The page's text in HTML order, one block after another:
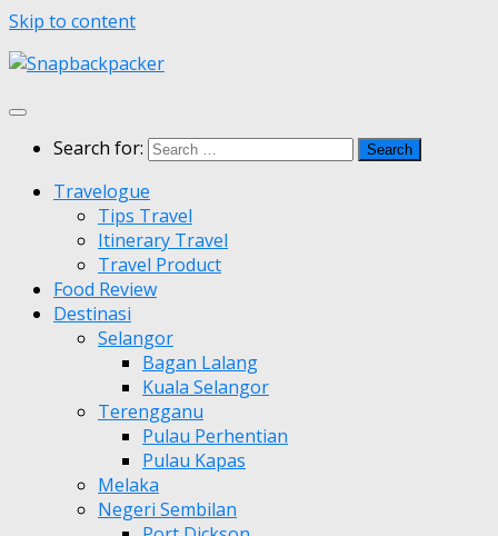
Skip to content
Search for:
Travelogue
Tips Travel
Itinerary Travel
Travel Product
Food Review
Destinasi
Selangor
Bagan Lalang
Kuala Selangor
Terengganu
Pulau Perhentian
Pulau Kapas
Melaka
Negeri Sembilan